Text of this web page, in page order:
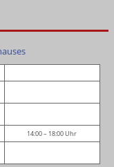
14:00 – 18:00 Uhr